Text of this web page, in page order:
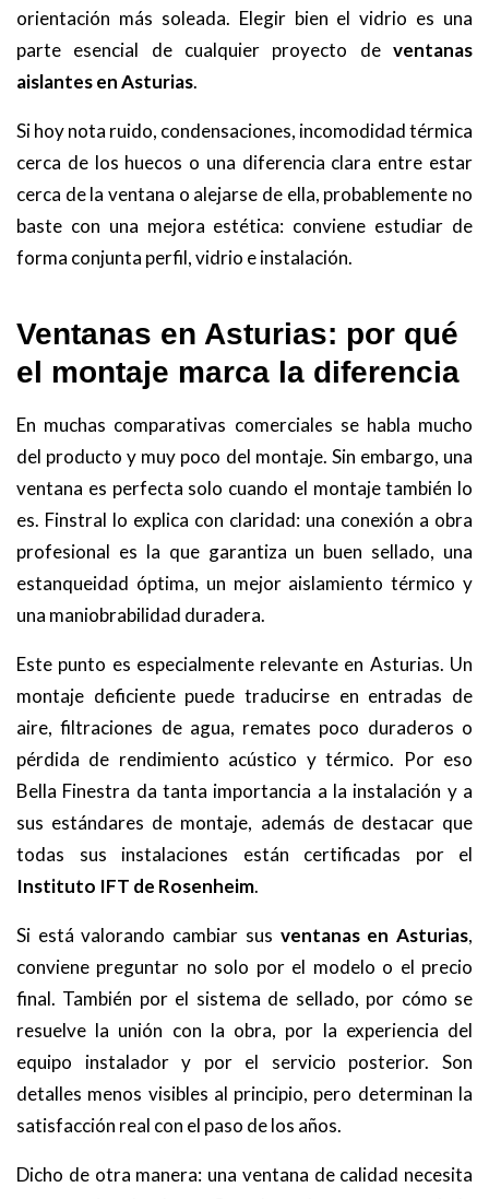
orientación más soleada. Elegir bien el vidrio es una
parte esencial de cualquier proyecto de ventanas
aislantes en Asturias.
Si hoy nota ruido, condensaciones, incomodidad térmica
cerca de los huecos o una diferencia clara entre estar
cerca de la ventana o alejarse de ella, probablemente no
baste con una mejora estética: conviene estudiar de
forma conjunta perfil, vidrio e instalación.
Ventanas en Asturias: por qué
el montaje marca la diferencia
En muchas comparativas comerciales se habla mucho
del producto y muy poco del montaje. Sin embargo, una
ventana es perfecta solo cuando el montaje también lo
es. Finstral lo explica con claridad: una conexión a obra
profesional es la que garantiza un buen sellado, una
estanqueidad óptima, un mejor aislamiento térmico y
una maniobrabilidad duradera.
Este punto es especialmente relevante en Asturias. Un
montaje deficiente puede traducirse en entradas de
aire, filtraciones de agua, remates poco duraderos o
pérdida de rendimiento acústico y térmico. Por eso
Bella Finestra da tanta importancia a la instalación y a
sus estándares de montaje, además de destacar que
todas sus instalaciones están certificadas por el
Instituto IFT de Rosenheim.
Si está valorando cambiar sus ventanas en Asturias,
conviene preguntar no solo por el modelo o el precio
final. También por el sistema de sellado, por cómo se
resuelve la unión con la obra, por la experiencia del
equipo instalador y por el servicio posterior. Son
detalles menos visibles al principio, pero determinan la
satisfacción real con el paso de los años.
Dicho de otra manera: una ventana de calidad necesita